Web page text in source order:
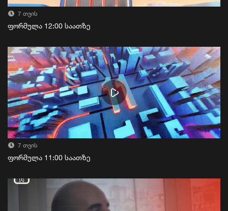
7 თვის
ფორმულა 12:00 საათზე
7 თვის
ფორმულა 11:00 საათზე